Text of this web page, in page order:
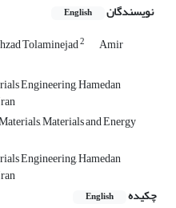
نویسندگان English
Tolaminejad2 Amir
Engineering, Hamedan
Materials and Energy
Engineering, Hamedan
چکیده
English